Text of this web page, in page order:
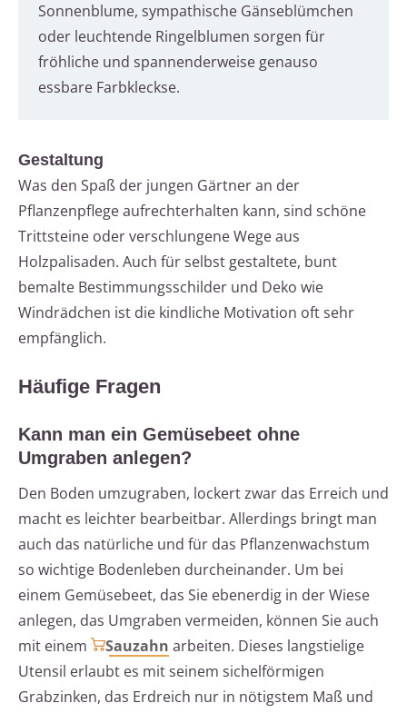
Sonnenblume, sympathische Gänseblümchen
oder leuchtende Ringelblumen sorgen für
fröhliche und spannenderweise genauso
essbare Farbkleckse.
Gestaltung
Was den Spaß der jungen Gärtner an der
Pflanzenpflege aufrechterhalten kann, sind schöne
Trittsteine oder verschlungene Wege aus
Holzpalisaden. Auch für selbst gestaltete, bunt
bemalte Bestimmungsschilder und Deko wie
Windrädchen ist die kindliche Motivation oft sehr
empfänglich.
Häufige Fragen
Kann man ein Gemüsebeet ohne
Umgraben anlegen?
Den Boden umzugraben, lockert zwar das Erreich und
macht es leichter bearbeitbar. Allerdings bringt man
auch das natürliche und für das Pflanzenwachstum
so wichtige Bodenleben durcheinander. Um bei
einem Gemüsebeet, das Sie ebenerdig in der Wiese
anlegen, das Umgraben vermeiden, können Sie auch
mit einem
Sauzahn arbeiten. Dieses langstielige
Utensil erlaubt es mit seinem sichelförmigen
Grabzinken, das Erdreich nur in nötigstem Maß und